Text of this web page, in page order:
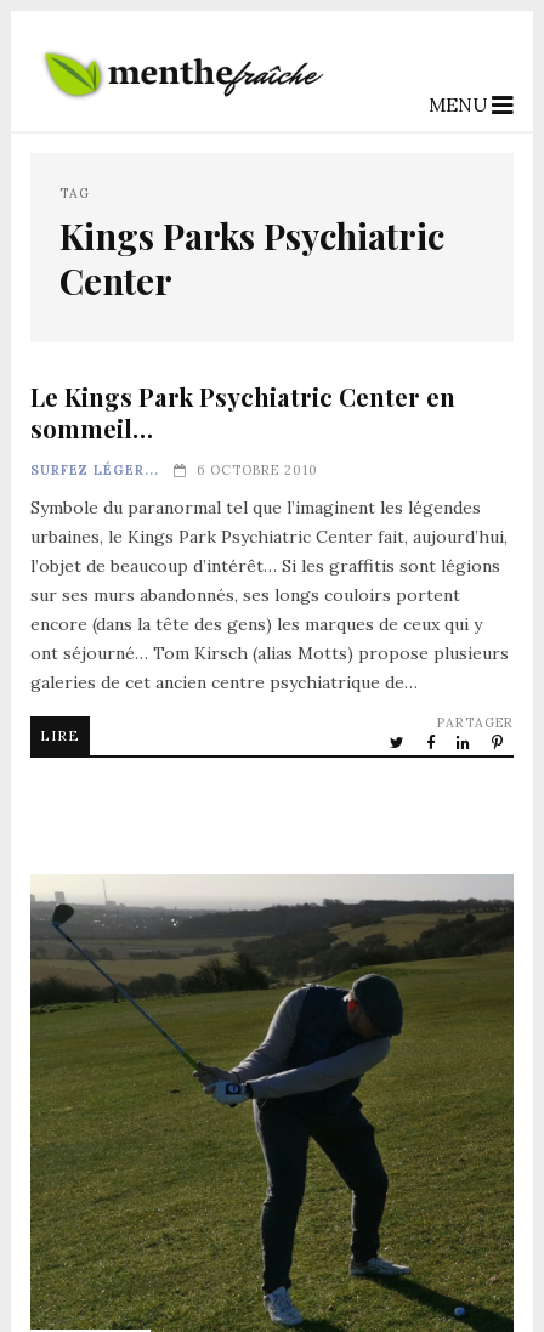
MENU
TAG
Kings Parks Psychiatric
Center
Le Kings Park Psychiatric Center en
sommeil…
SURFEZ LÉGER... 6 OCTOBRE 2010
Symbole du paranormal tel que l’imaginent les légendes
urbaines, le Kings Park Psychiatric Center fait, aujourd’hui,
l’objet de beaucoup d’intérêt… Si les graffitis sont légions
sur ses murs abandonnés, ses longs couloirs portent
encore (dans la tête des gens) les marques de ceux qui y
ont séjourné… Tom Kirsch (alias Motts) propose plusieurs
galeries de cet ancien centre psychiatrique de…
LIRE
PARTAGER